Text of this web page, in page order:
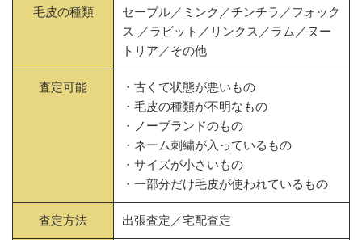
毛皮の種類
セーブル／ミンク／チンチラ／フォック
ス ／ラビット／リンクス／ラム／ヌー
トリア／その他
査定可能
・古くて状態が悪いもの
・毛皮の種類が不明なもの
・ノーブランドのもの
・ネーム刺繍が入っているもの
・サイズが小さいもの
・一部分だけ毛皮が使われているもの
査定方法 出張査定／宅配査定